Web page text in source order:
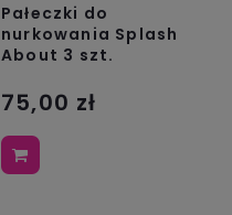
Pałeczki do
nurkowania Splash
About 3 szt.
75,00 zł